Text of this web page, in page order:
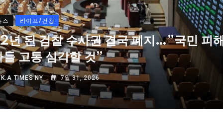
스 라이프/건강
년 된 검찰 수사권 결국 폐지…”국민 피
들 고통 심각할 것”
K.A TIMES NY 7월 31, 2026